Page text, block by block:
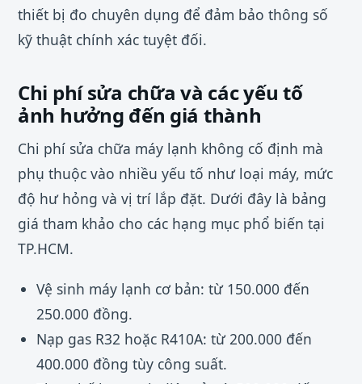
thiết bị đo chuyên dụng để đảm bảo thông số
kỹ thuật chính xác tuyệt đối.
Chi phí sửa chữa và các yếu tố
ảnh hưởng đến giá thành
Chi phí sửa chữa máy lạnh không cố định mà
phụ thuộc vào nhiều yếu tố như loại máy, mức
độ hư hỏng và vị trí lắp đặt. Dưới đây là bảng
giá tham khảo cho các hạng mục phổ biến tại
TP.HCM.
Vệ sinh máy lạnh cơ bản: từ 150.000 đến
250.000 đồng.
Nạp gas R32 hoặc R410A: từ 200.000 đến
400.000 đồng tùy công suất.